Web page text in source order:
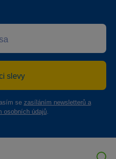
slevy
se zasíláním newsletterů a
osobních údajů.